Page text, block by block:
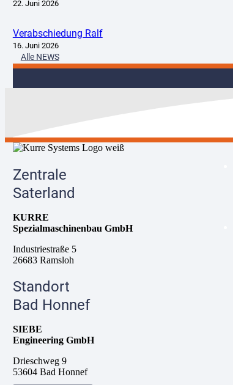
22. Juni 2026
Verabschiedung Ralf
16. Juni 2026
Alle NEWS
Zentrale
Saterland
KURRE
Spezialmaschinenbau GmbH
Industriestraße 5
26683 Ramsloh
Standort
Bad Honnef
SIEBE
Engineering GmbH
Drieschweg 9
53604 Bad Honnef